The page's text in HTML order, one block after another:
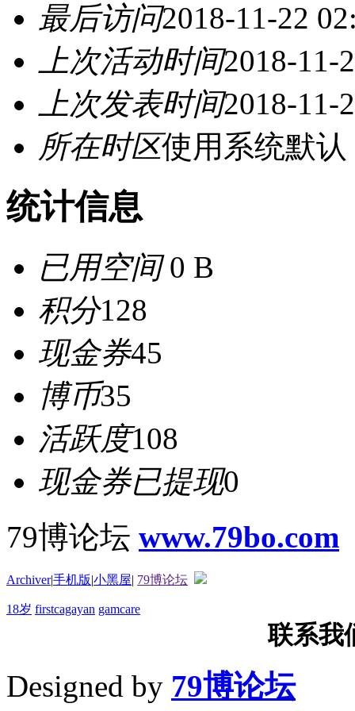
最后访问2018-11-22
上次活动时间2018-11-
上次发表时间2018-11-
所在时区使用系统默认
统计信息
已用空间0 B
积分128
现金券45
博币35
活跃度108
现金券已提现0
79博论坛 www.79bo.com
Archiver|手机版|小黑屋| 79博论坛
18岁 firstcagayan gamcare
联系我
Designed by 79博论坛